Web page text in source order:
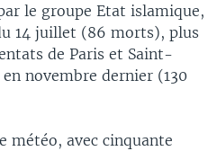
le groupe Etat islamique,
14 juillet (86 morts), plus
de Paris et Saint-
novembre dernier (130
météo, avec cinquante